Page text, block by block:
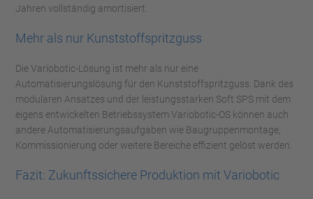
Jahren vollständig amortisiert.
Mehr als nur Kunststoffspritzguss
Die Variobotic-Lösung ist mehr als nur eine
Automatisierungslösung für den Kunststoffspritzguss. Dank des
modularen Ansatzes und der leistungsstarken Soft SPS mit dem
eigens entwickelten Betriebssystem Variobotic-OS können auch
andere Automatisierungsaufgaben wie Baugruppenmontage,
Kommissionierung oder weitere Bereiche effizient gelöst werden.
Fazit: Zukunftssichere Produktion mit Variobotic